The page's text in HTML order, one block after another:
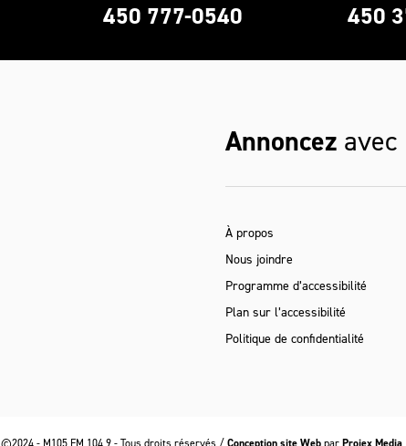
450 777-0540 450
Annoncez avec
À propos
Nous joindre
Programme d’accessibilité
Plan sur l’accessibilité
Politique de confidentialité